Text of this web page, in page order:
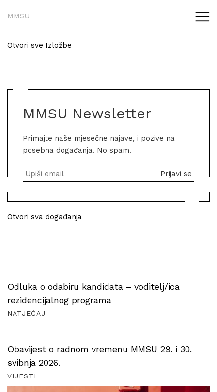
MMSU
Otvori sve Izložbe
MMSU Newsletter
Primajte naše mjesečne najave, i pozive na
posebna događanja. No spam.
Otvori sva događanja
Odluka o odabiru kandidata – voditelj/ica
rezidencijalnog programa
NATJEČAJ
Obavijest o radnom vremenu MMSU 29. i 30.
svibnja 2026.
VIJESTI